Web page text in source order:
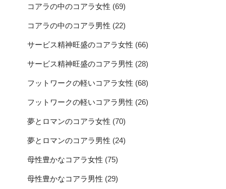
コアラの中のコアラ女性 (69)
コアラの中のコアラ男性 (22)
サービス精神旺盛のコアラ女性 (66)
サービス精神旺盛のコアラ男性 (28)
フットワークの軽いコアラ女性 (68)
フットワークの軽いコアラ男性 (26)
夢とロマンのコアラ女性 (70)
夢とロマンのコアラ男性 (24)
母性豊かなコアラ女性 (75)
母性豊かなコアラ男性 (29)